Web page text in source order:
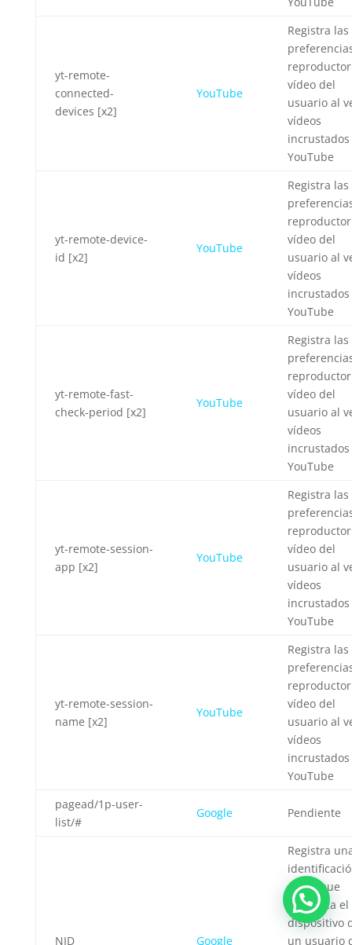
yt-remote-
connected-
devices [x2]
YouTube
Registra las
vídeo del
usuario al
vídeos
YouTube
yt-remote-device-
id [x2]
YouTube
Registra las
vídeo del
usuario al
vídeos
YouTube
yt-remote-fast-
check-period [x2]
YouTube
Registra las
vídeo del
usuario al
vídeos
YouTube
yt-remote-session-
app [x2]
YouTube
Registra las
vídeo del
usuario al
vídeos
YouTube
yt-remote-session-
name [x2]
YouTube
Registra las
vídeo del
usuario al
vídeos
YouTube
pagead/1p-user-
list/#
Google Pendiente
NID Google
Registra
única que
identifica el
dispositivo
un usuario